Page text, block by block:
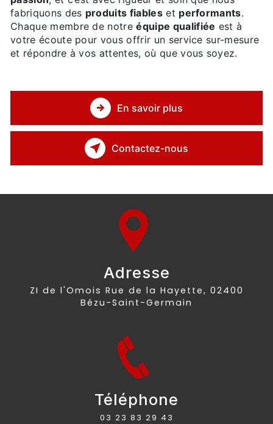
fabriquons des produits fiableset performants.
Chaque membre de notreéquipe qualifiée est à
votre écoute pour vous offrir un service sur-mesure
et répondre à vos attentes, où que vous soyez.
En savoir plus
Contactez-nous
Adresse
ZI de l'Omois Rue de la Hayette, 02400
Bézu-Saint-Germain
Téléphone
03 23 83 29 43